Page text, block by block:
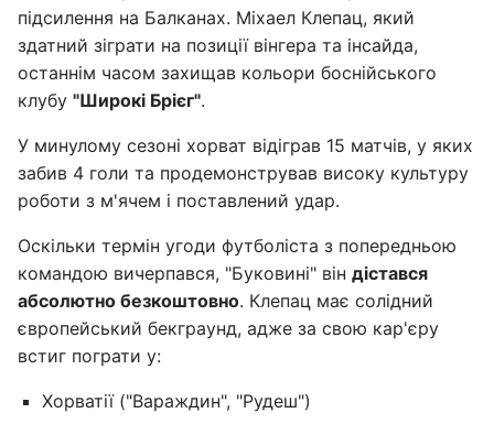
підсилення на Балканах. Міхаел Клепац, який
здатний зіграти на позиції вінгера та інсайда,
останнім часом захищав кольори боснійського
клубу "Широкі Брієг".
У минулому сезоні хорват відіграв 15 матчів, у яких
забив 4 голи та продемонстрував високу культуру
роботи з м'ячем і поставлений удар.
Оскільки термін угоди футболіста з попередньою
командою вичерпався, "Буковині" він дістався
абсолютно безкоштовно. Клепац має солідний
європейський бекграунд, адже за свою кар'єру
встиг пограти у:
Хорватії ("Вараждин", "Рудеш")